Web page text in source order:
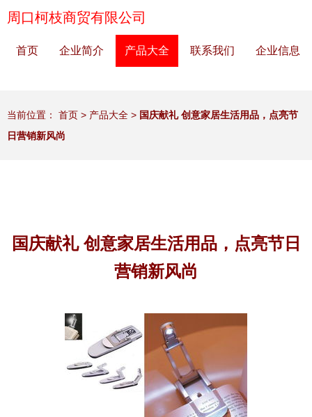
周口柯枝商贸有限公司
首页 企业简介 产品大全 联系我们 企业信息
当前位置： 首页 > 产品大全 > 国庆献礼 创意家居生活用品，点亮节
日营销新风尚
国庆献礼 创意家居生活用品，点亮节日
营销新风尚